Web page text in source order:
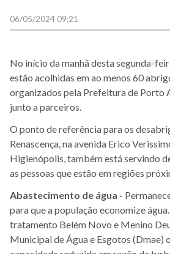
06/05/2024 09:21
No início da manhã desta segunda-
estão acolhidas em ao menos 60
organizados pela Prefeitura de Porto
junto a parceiros.
O ponto de referência para os
Renascença, na avenida Erico
Higienópolis, também está servindo
as pessoas que estão em regiões
Abastecimento de água -
para que a população economize
tratamento Belém Novo e Menino
Municipal de Água e Esgotos (Dmae)